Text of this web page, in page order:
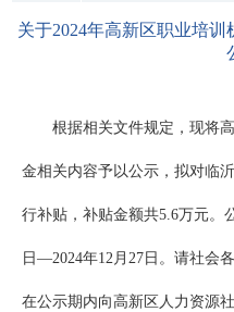
关于2024年高新区职业培
根据相关文件规定，现将
金相关内容予以公示，拟对临
行补贴，补贴金额共5.6万元。
日—2024年12月27日。请社会
在公示期内向高新区人力资源